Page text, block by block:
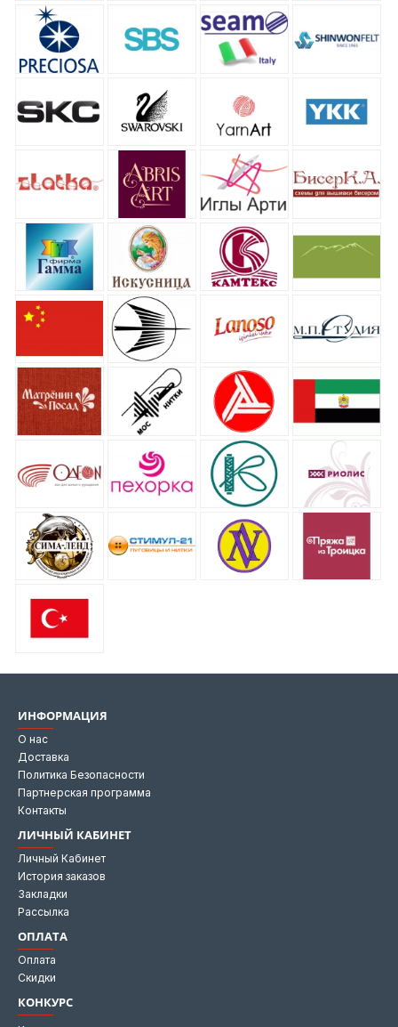
ИНФОРМАЦИЯ
О нас
Доставка
Политика Безопасности
Партнерская программа
Контакты
ЛИЧНЫЙ КАБИНЕТ
Личный Кабинет
История заказов
Закладки
Рассылка
ОПЛАТА
Оплата
Скидки
КОНКУРС